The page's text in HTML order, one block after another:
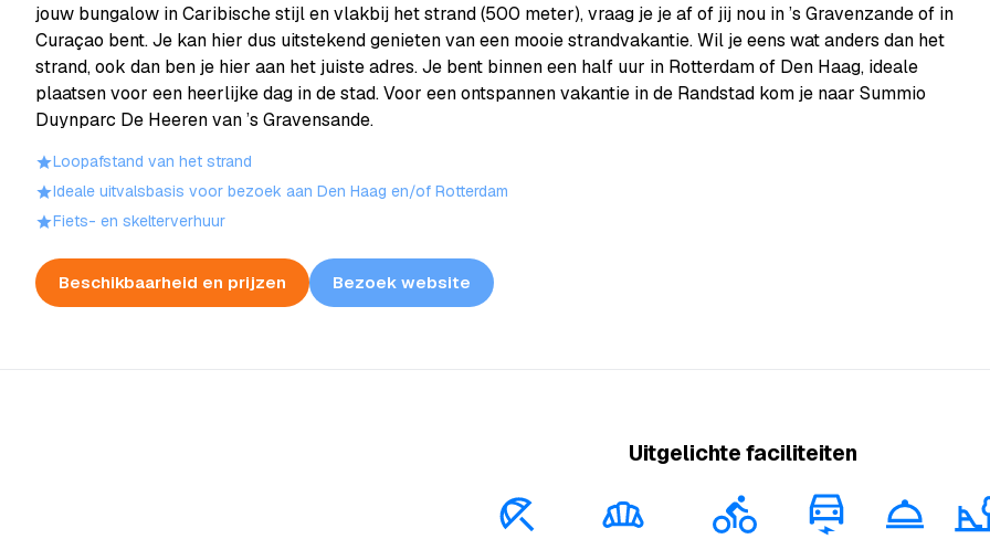
jouw bungalow in Caribische stijl en vlakbij het strand (500 meter), vraag je je af of jij nou in ’s Gravenzande of in
Curaçao bent. Je kan hier dus uitstekend genieten van een mooie strandvakantie. Wil je eens wat anders dan het
strand, ook dan ben je hier aan het juiste adres. Je bent binnen een half uur in Rotterdam of Den Haag, ideale
plaatsen voor een heerlijke dag in de stad. Voor een ontspannen vakantie in de Randstad kom je naar Summio
Duynparc De Heeren van ’s Gravensande.
Loopafstand van het strand
Ideale uitvalsbasis voor bezoek aan Den Haag en/of Rotterdam
Fiets- en skelterverhuur
Beschikbaarheid en prijzen Bezoek website
Uitgelichte faciliteiten